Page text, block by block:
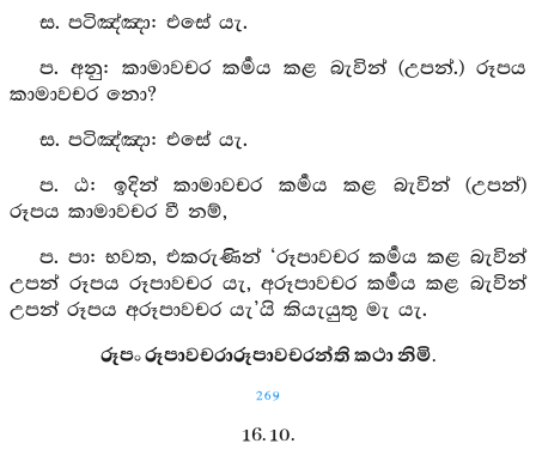
ස. පටිඤ්‍ඤා: එසේ යැ.
ප. අනු: කාමාවචර කර්‍මය කළ බැවින් (උපන්.) රූපය
කාමාවචර නො?
ස. පටිඤ්‍ඤා: එසේ යැ.
ප. ඨ: ඉදින් කාමාවචර කර්‍මය කළ බැවින් (උපන්)
රූපය කාමාවචර වී නම්,
ප. පා: භවත, එකරුණින් ‘රූපාවචර කර්‍මය කළ බැවින්
උපන් රූපය රූපාවචර යැ, අරූපාවචර කර්‍මය කළ බැවින්
උපන් රූපය අරූපාවචර යැ’යි කියැයුතු මැ යැ.
රූපං රූපාවචරාරූපාවචරන්ති කථා නිමි.
269
16. 10.